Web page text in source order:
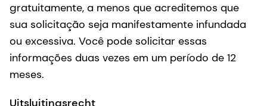
gratuitamente, a menos que acreditemos que
sua solicitação seja manifestamente infundada
ou excessiva. Você pode solicitar essas
informações duas vezes em um período de 12
meses.